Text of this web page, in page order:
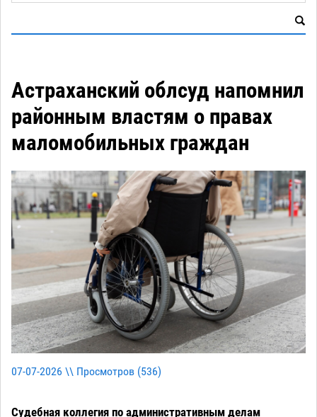
Астраханский облсуд напомнил
районным властям о правах
маломобильных граждан
07-07-2026 \\ Просмотров (536)
Судебная коллегия по административным делам